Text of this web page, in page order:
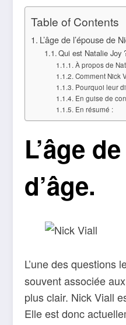
Table of Contents
L’âge de l’épouse de
Qui est Natalie Joy
À propos de
Comment Nick
Pourquoi leur
En guise de
En résumé :
L’âge
d’âge.
L’une des questions
souvent associée
plus clair. Nick Viall
Elle est donc